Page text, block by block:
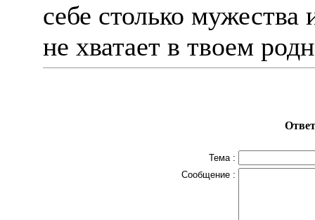
себе столько мужества
не хватает в твоем
Тема :
Сообщение :